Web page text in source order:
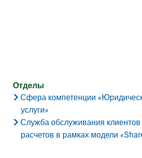
Отделы
Сфера компетенции
услуги»
Служба обслуживания клиентов
расчетов в рамках модели